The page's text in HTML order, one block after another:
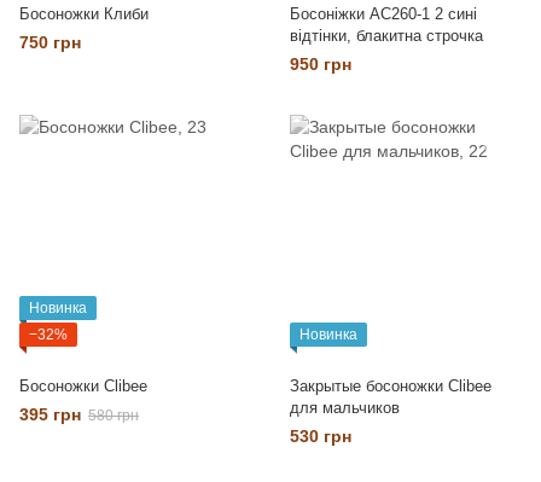
Босоножки Клиби
750 грн
Босоніжки АС260-1 2 сині
відтінки, блакитна строчка
950 грн
Новинка
−32%
Босоножки Clibee
395 грн 580 грн
Новинка
Закрытые босоножки Clibee
для мальчиков
530 грн